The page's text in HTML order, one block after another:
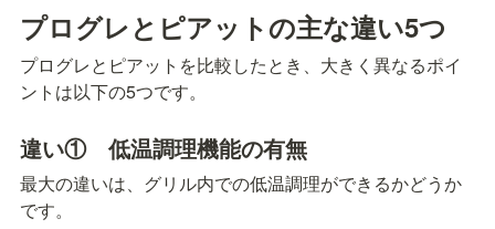
プログレとピアットの主な違い5つ
プログレとピアットを比較したとき、大きく異なるポイ
ントは以下の5つです。
違い①　低温調理機能の有無
最大の違いは、グリル内での低温調理ができるかどうか
です。